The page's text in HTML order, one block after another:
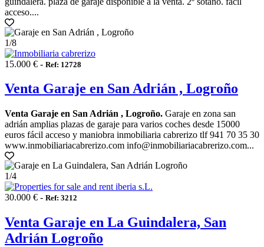
acceso....
1/8
15.000 € - Ref: 12728
Venta Garaje en San Adrián , Logroño
Venta Garaje en San Adrián , Logroño. Garaje en zona san
adrián amplias plazas de garaje para varios coches desde 15000
euros fácil acceso y maniobra inmobiliaria cabrerizo tlf 941 70 35 30
www.inmobiliariacabrerizo.com info@inmobiliariacabrerizo.com...
1/4
30.000 € - Ref: 3212
Venta Garaje en La Guindalera, San
Adrián Logroño